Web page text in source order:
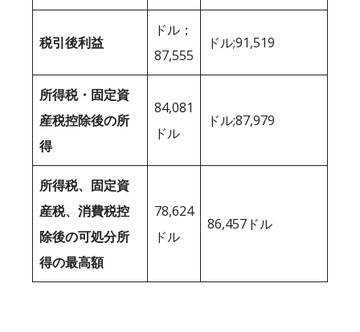
税引後利益
ドル；
87,555
ドル;91,519
所得税・固定資
産税控除後の所
得
84,081
ドル
ドル;87,979
所得税、固定資
産税、消費税控
除後の可処分所
得の最高額
78,624
ドル
86,457ドル